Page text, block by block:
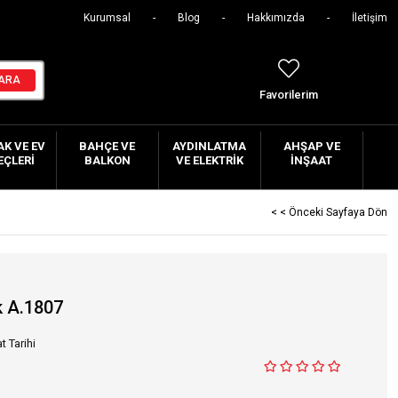
Kurumsal Blog Hakkımızda İletişim
Favorilerim
VE EV
BAHÇE VE
BALKON
AYDINLATMA
VE ELEKTRIK
AHŞAP VE
İNŞAAT
< < Önceki Sayfaya Dön
A.1807
Tarihi